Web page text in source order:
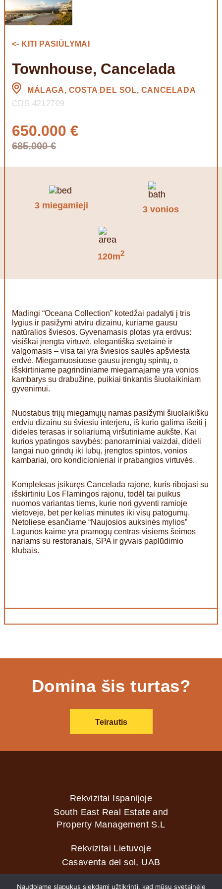
<- KITI PASIŪLYMAI
Townhouse, Cancelada
MÁLAGA, COSTA DEL SOL, CANCELADA
CDS 4212709
650.000 €
685.000 €
3 miegamieji 3 vonios
120m2
Madingi “Oceana Collection” kotedžai padalyti į tris
lygius ir pasižymi atviru dizainu, kuriame gausu
natūralios šviesos. Gyvenamasis plotas yra erdvus:
visiškai įrengta virtuvė, elegantiška svetainė ir
valgomasis – visa tai yra šviesios saulės apšviesta
erdvė. Miegamuosiuose gausu įrengtų spintų, o
išskirtiniame pagrindiniame miegamajame yra vonios
kambarys su drabužine, puikiai tinkantis šiuolaikiniam
gyvenimui.
Nuostabus trijų miegamųjų namas pasižymi šiuolaikišku
erdviu dizainu su šviesiu interjeru, iš kurio galima išeiti į
dideles terasas ir soliariumą viršutiniame aukšte. Kai
kurios ypatingos savybės: panoraminiai vaizdai, dideli
langai nuo grindų iki lubų, įrengtos spintos, vonios
kambariai, oro kondicionieriai ir prabangios virtuvės.
Kompleksas įsikūręs Cancelada rajone, kuris ribojasi su
išskirtiniu Los Flamingos rajonu, todėl tai puikus
nuomos variantas tiems, kurie nori gyventi ramioje
vietovėje, bet per kelias minutes iki visų patogumų.
Netoliese esančiame “Naujosios auksinės mylios”
Lagunos kaime yra pramogų centras visiems šeimos
nariams su restoranais, SPA ir gyvais paplūdimio
klubais.
Domina šis turtas?
Teirautis
Rekvizitai Ispanijoje
South East Real Estate and
Property Management S.L
Rekvizitai Lietuvoje
Casaventa del sol, UAB
Naudojame slapukus siekdami užtikrinti, kad mūsų svetainėje